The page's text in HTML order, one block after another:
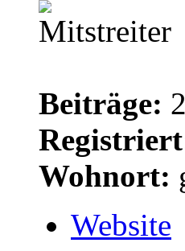
Beiträge:
Wohnort:
Website